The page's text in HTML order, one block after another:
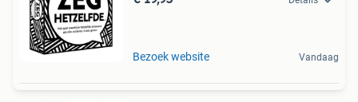
Bezoek website Vandaag